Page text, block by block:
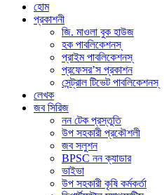
হোম
প্রকাশনী
জি. মাওলা বুক হাউজ
হক পাবলিকেশনস্
প্রাইম পাবলিকেশনস্
প্রফেসর’স প্রকাশন
সেন্ট্রাল টিভেট পাবলিকেশনস্
লেখক
জব সিরিজ
নন টেক প্রস্তুতি
উপ সহকারী প্রকৌশলী
জব সলুশন
BPSC নন ক্যাডার
ভাইভা
উপ সহকারী কৃষি কর্মকর্তা